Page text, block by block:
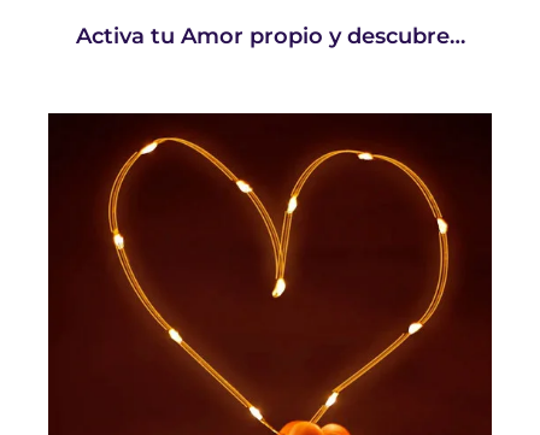
Activa tu Amor propio y descubre…